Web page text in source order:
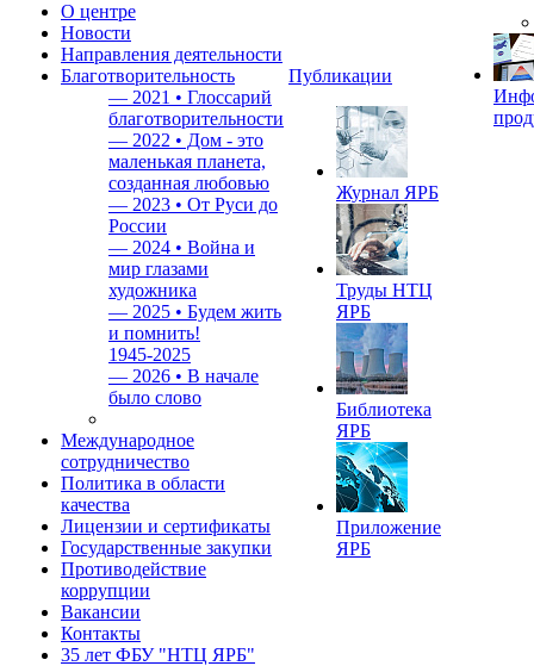
О центре
Новости
Направления деятельности
Благотворительность
— 2021 • Глоссарий
благотворительности
— 2022 • Дом - это
маленькая планета,
созданная любовью
— 2023 • От Руси до
России
— 2024 • Война и
мир глазами
художника
— 2025 • Будем жить
и помнить!
1945-2025
— 2026 • В начале
было слово
Международное
сотрудничество
Политика в области
качества
Лицензии и сертификаты
Государственные закупки
Противодействие
коррупции
Вакансии
Контакты
35 лет ФБУ "НТЦ ЯРБ"
Публикации
Журнал ЯРБ
Труды НТЦ
ЯРБ
Библиотека
ЯРБ
Приложение
ЯРБ